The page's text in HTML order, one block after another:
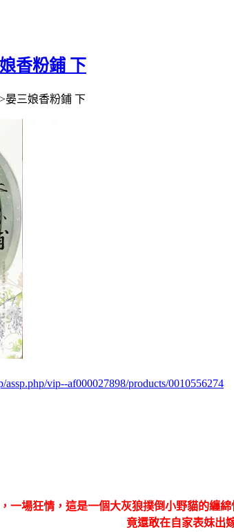
香粉鋪 下
晏三娘香粉鋪 下
vip--af000027898/products/0010556274
一場狂情，這是一個大灰狼撲倒小野貓的纏
竟還敢在自家表妹出